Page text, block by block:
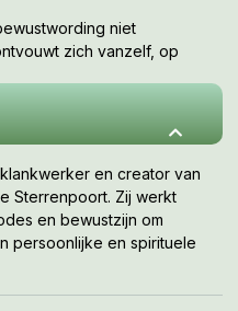
niet
zich vanzelf, op
en creator van
Sterrenpoort. Zij werkt
en bewustzijn om
persoonlijke en spirituele